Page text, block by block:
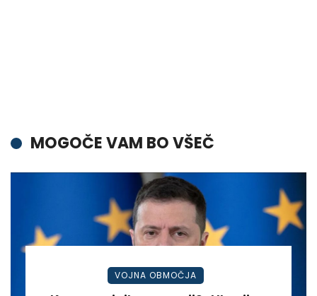
MOGOČE VAM BO VŠEČ
VOJNA OBMOČJA